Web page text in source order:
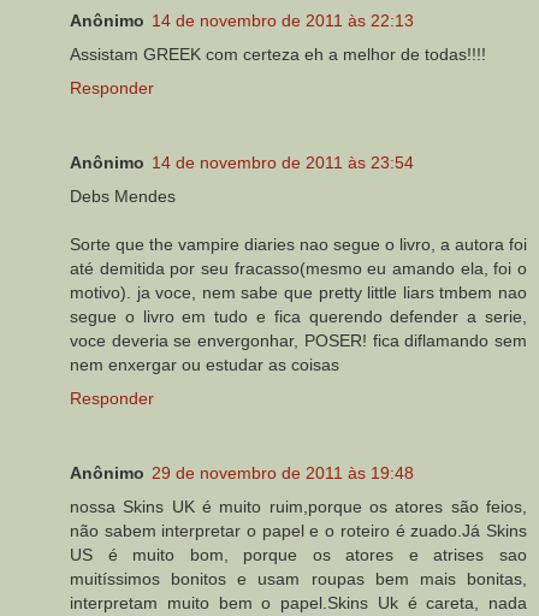
Anônimo 14 de novembro de 2011 às 22:13
Assistam GREEK com certeza eh a melhor de todas!!!!
Responder
Anônimo 14 de novembro de 2011 às 23:54
Debs Mendes
Sorte que the vampire diaries nao segue o livro, a autora foi
até demitida por seu fracasso(mesmo eu amando ela, foi o
motivo). ja voce, nem sabe que pretty little liars tmbem nao
segue o livro em tudo e fica querendo defender a serie,
voce deveria se envergonhar, POSER! fica diflamando sem
nem enxergar ou estudar as coisas
Responder
Anônimo 29 de novembro de 2011 às 19:48
nossa Skins UK é muito ruim,porque os atores são feios,
não sabem interpretar o papel e o roteiro é zuado.Já Skins
US é muito bom, porque os atores e atrises sao
muitíssimos bonitos e usam roupas bem mais bonitas,
interpretam muito bem o papel.Skins Uk é careta, nada